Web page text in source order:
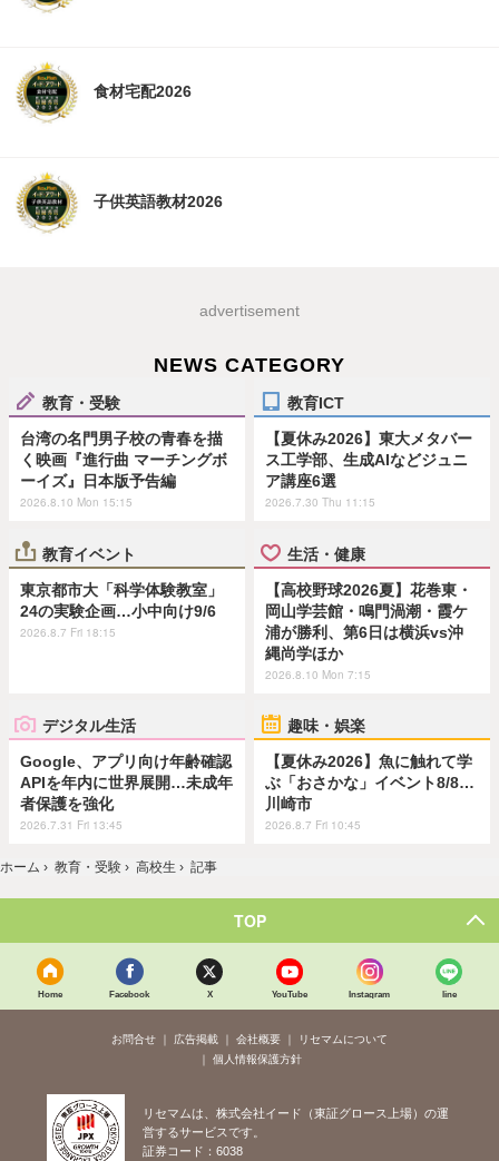
食材宅配2026
子供英語教材2026
advertisement
NEWS CATEGORY
教育・受験
台湾の名門男子校の青春を描
く映画『進行曲 マーチングボ
ーイズ』日本版予告編
2026.8.10 Mon 15:15
教育ICT
【夏休み2026】東大メタバー
ス工学部、生成AIなどジュニ
ア講座6選
2026.7.30 Thu 11:15
教育イベント
東京都市大「科学体験教室」
24の実験企画…小中向け9/6
2026.8.7 Fri 18:15
生活・健康
【高校野球2026夏】花巻東・
岡山学芸館・鳴門渦潮・霞ケ
浦が勝利、第6日は横浜vs沖
縄尚学ほか
2026.8.10 Mon 7:15
デジタル生活
Google、アプリ向け年齢確認
APIを年内に世界展開…未成年
者保護を強化
2026.7.31 Fri 13:45
趣味・娯楽
【夏休み2026】魚に触れて学
ぶ「おさかな」イベント8/8…
川崎市
2026.8.7 Fri 10:45
ホーム › 教育・受験 › 高校生 › 記事
TOP
Home Facebook X YouTube Instagram line
お問合せ 広告掲載 会社概要
リセマムについて
個人情報保護方針
リセマムは、株式会社イード（東証グロース上場）の運
営するサービスです。
証券コード：6038